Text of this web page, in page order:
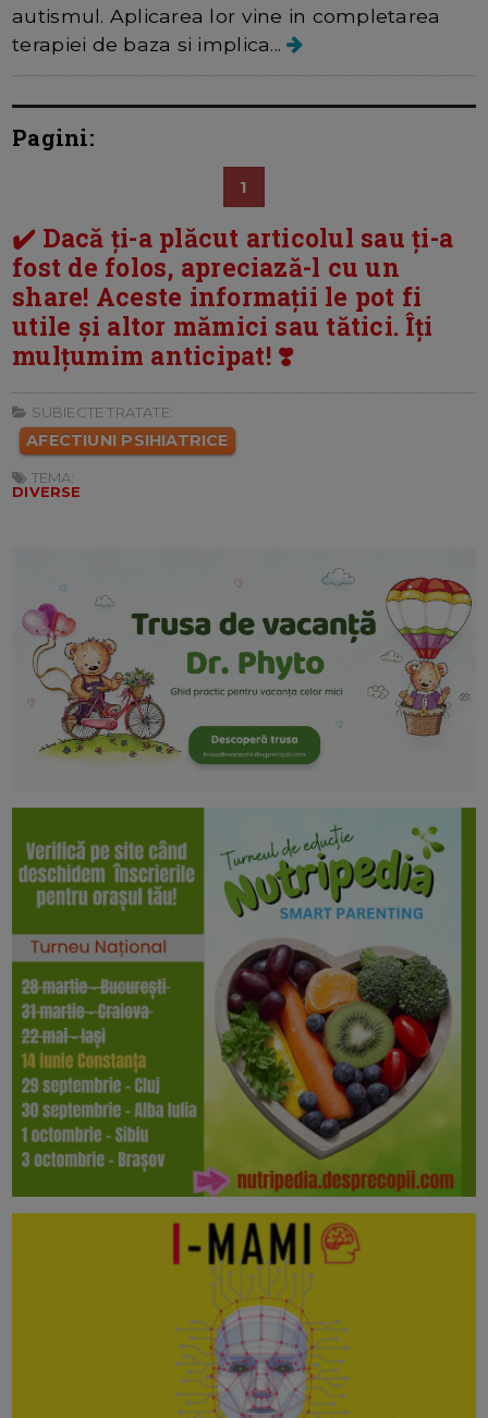
autismul. Aplicarea lor vine in completarea
terapiei de baza si implica...
Pagini:
1
✔️ Dacă ți-a plăcut articolul sau ți-a
fost de folos, apreciază-l cu un
share! Aceste informații le pot fi
utile și altor mămici sau tătici. Îți
mulțumim anticipat! ❣️
SUBIECTE TRATATE:
AFECTIUNI PSIHIATRICE
TEMA:
DIVERSE